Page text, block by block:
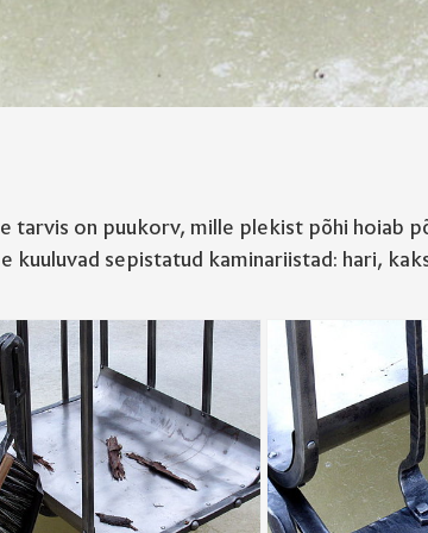
tarvis on puukorv, mille plekist põhi hoiab
kuuluvad sepistatud kaminariistad: hari,